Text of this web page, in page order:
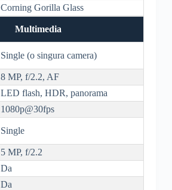
Corning Gorilla Glass
Multimedia
Single (o singura camera)
8 MP, f/2.2, AF
LED flash, HDR, panorama
1080p@30fps
Single
5 MP, f/2.2
Da
Da